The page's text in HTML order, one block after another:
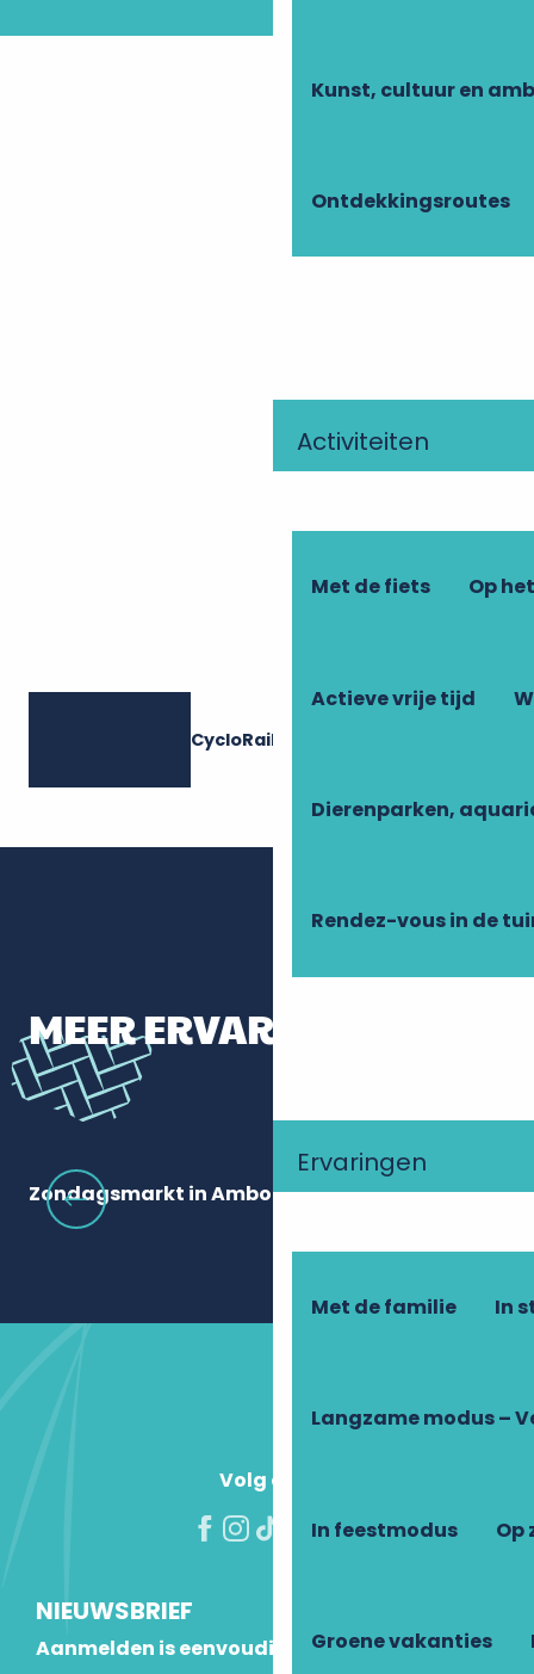
Kunst, cultuur en
Ontdekkingsroutes
Activiteiten
Met de fiets Op
Actieve vrije tijd
Dierenparken,
Rendez-vous in de
Ervaringen
Met de familie In
Langzame modus –
In feestmodus Op
Groene vakanties
CycloRail 37
MEER ERVARINGEN
Zondagsmarkt in Amboise
Volg ons!
NIEUWSBRIEF
Aanmelden is eenvoudig